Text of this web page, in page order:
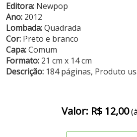
Editora: Newpop
Ano: 2012
Lombada:Quadrada
Cor: Preto e branco
Capa:Comum
Formato: 21 cm x 14 cm
Descrição: 184 páginas, Produto
Valor: R$ 12,00